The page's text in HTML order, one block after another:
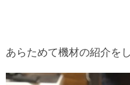
あらためて機材の紹介をし